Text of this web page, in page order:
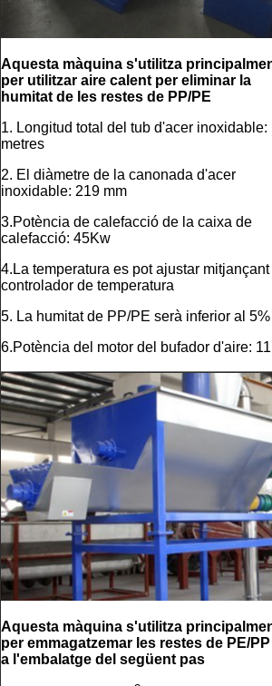
Aquesta màquina s'utilitza
per utilitzar aire calent per eliminar la
humitat de les restes de PP/PE
1. Longitud total del tub d'acer inoxidable:
metres
2. El diàmetre de la canonada d'acer
inoxidable: 219 mm
3.Potència de calefacció de la caixa de
calefacció: 45Kw
4.La temperatura es pot ajustar
controlador de temperatura
5. La humitat de PP/PE serà inferior al 5%
6.Potència del motor del bufador d'aire:
Aquesta màquina s'utilitza
per emmagatzemar les restes de PE/
a l'embalatge del següent pas